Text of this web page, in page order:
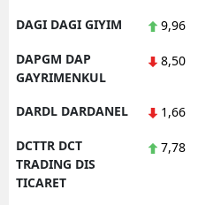
DAGI DAGI GIYIM 9,96
DAPGM DAP
GAYRIMENKUL
8,50
DARDL DARDANEL 1,66
DCTTR DCT
TRADING DIS
TICARET
7,78